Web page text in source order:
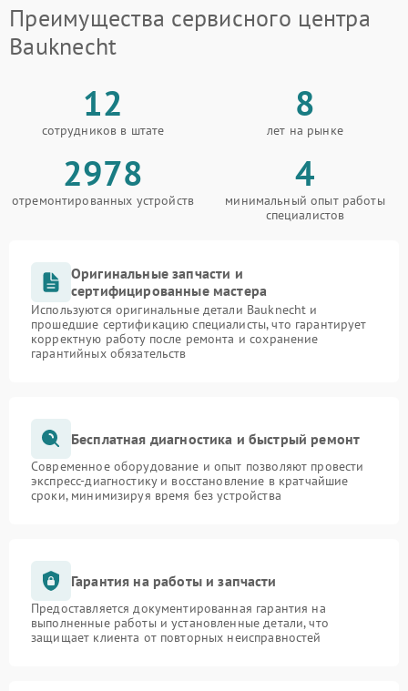
Преимущества сервисного центра
Bauknecht
12
сотрудников в штате
8
лет на рынке
2978
отремонтированных устройств
4
минимальный опыт работы
специалистов
Оригинальные запчасти и
сертифицированные мастера
Используются оригинальные детали Bauknecht и
прошедшие сертификацию специалисты, что гарантирует
корректную работу после ремонта и сохранение
гарантийных обязательств
Бесплатная диагностика и быстрый ремонт
Современное оборудование и опыт позволяют провести
экспресс-диагностику и восстановление в кратчайшие
сроки, минимизируя время без устройства
Гарантия на работы и запчасти
Предоставляется документированная гарантия на
выполненные работы и установленные детали, что
защищает клиента от повторных неисправностей